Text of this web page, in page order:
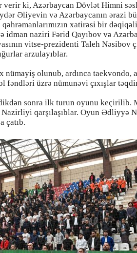
verir ki, Azərbaycan Dövlət Himni
Əliyevin və Azərbaycanın ərazi
xatirəsi bir
idman naziri Fərid Qayıbov və
vitse-prezidenti Taleh Nəsibov
arzulayıblar.
nümayiş olunub, ardınca taekvondo,
fəndləri üzrə nümunəvi çıxışlar
sonra ilk turun oyunu keçirilib.
qarşılaşıblar. Oyun Ədliyyə
çatıb.